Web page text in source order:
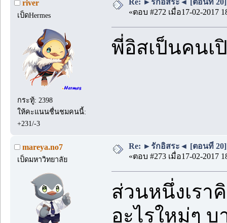
river
เป็ดHermes
กระทู้: 2398
ให้คะแนนชื่นชมคนนี้:
+231/-3
Re: ►รักอิสระ◄ [ตอนที่ 20]
«ตอบ #272 เมื่อ17-02-2017
พี่อิสเป็นคนเ
mareya.no7
เป็ดมหาวิทยาลัย
Re: ►รักอิสระ◄ [ตอนที่ 20]
«ตอบ #273 เมื่อ17-02-2017
ส่วนหนึ่งเรา
อะไรใหม่ๆ